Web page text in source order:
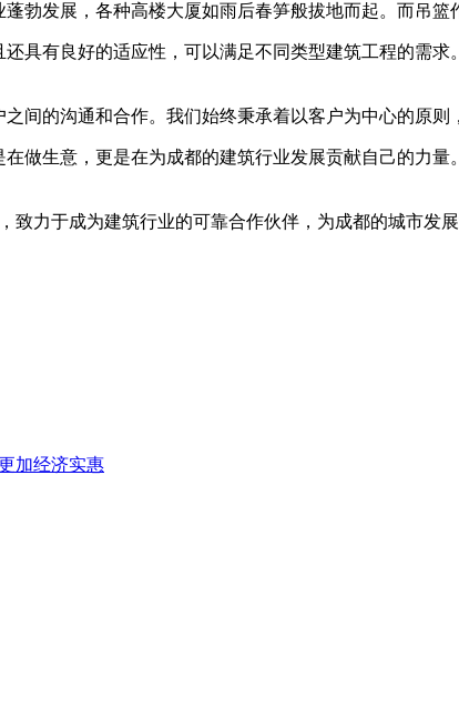
勃发展，各种高楼大厦如雨后春笋般拔地而起。而吊
具有良好的适应性，可以满足不同类型建筑工程的需
间的沟通和合作。我们始终秉承着以客户为中心的原
做生意，更是在为成都的建筑行业发展贡献自己的力
致力于成为建筑行业的可靠合作伙伴，为成都的城市发
加经济实惠